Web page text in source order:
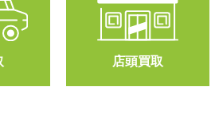
店頭買取